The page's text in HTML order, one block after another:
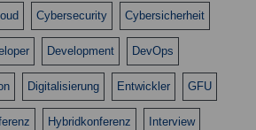
Cybersecurity Cybersicherheit
Development DevOps
Digitalisierung Entwickler GFU
Hybridkonferenz Interview